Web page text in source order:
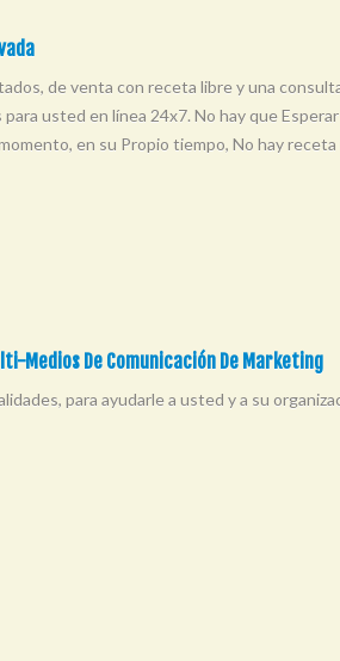
de venta con receta libre y una
usted en línea 24x7. No hay que
en su Propio tiempo, No hay receta
De Comunicación De Marketing
para ayudarle a usted y a su